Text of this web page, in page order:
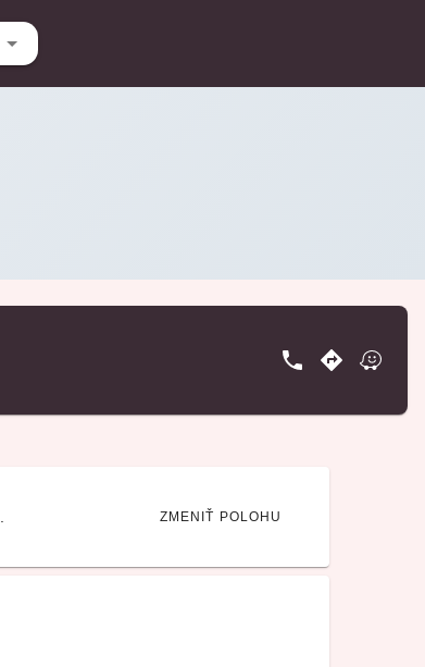
ZMENIŤ POLOHU